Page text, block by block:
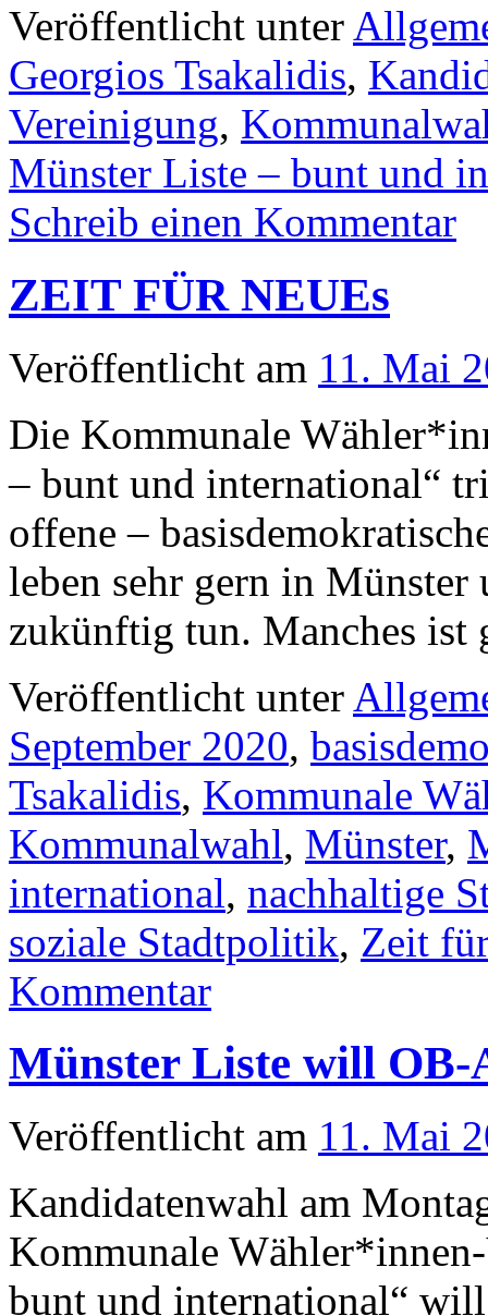
Veröffentlicht unter
Georgios Tsakalidis,
Vereinigung,
Münster Liste – bunt und
Schreib einen Kommentar
ZEIT FÜR NEUEs
Veröffentlicht am 11. Mai
Die Kommunale
– bunt und international“
offene –
leben sehr gern in
zukünftig tun. Manches
Veröffentlicht unter
September 2020,
Tsakalidis, Kommunale
Kommunalwahl, Münster,
international, nachhaltige
soziale Stadtpolitik, Zeit
Kommentar
Münster Liste will OB-
Veröffentlicht am 11. Mai
Kandidatenwahl am
Kommunale
bunt und international“